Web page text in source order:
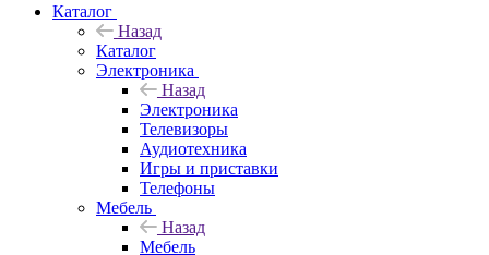
Каталог
Назад
Каталог
Электроника
Назад
Электроника
Телевизоры
Аудиотехника
Игры и приставки
Телефоны
Мебель
Назад
Мебель